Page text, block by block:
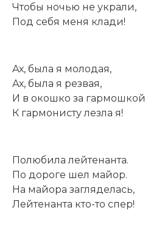
Чтобы ночью не украли,
Под себя меня клади!
Ах, была я молодая,
Ах, была я резвая,
И в окошко за гармошкой
К гармонисту лезла я!
Полюбила лейтенанта.
По дороге шел майор.
На майора загляделась,
Лейтенанта кто-то спер!